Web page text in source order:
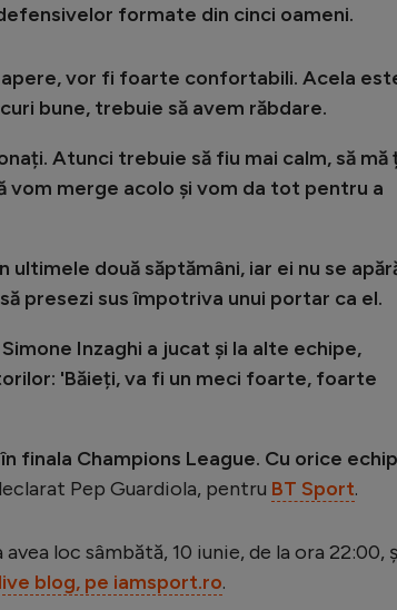
formate din cinci oameni.
vor fi foarte confortabili. Acela
bune, trebuie să avem răbdare.
Atunci trebuie să fiu mai calm, să mă
vom merge acolo și vom da tot pentru a
două săptămâni, iar ei nu se
presezi sus împotriva unui portar ca el.
Inzaghi a jucat și la alte echipe,
'Băieți, va fi un meci foarte, foarte
finala Champions League. Cu orice
Pep Guardiola, pentru BT Sport.
loc sâmbătă, 10 iunie, de la ora 22:00,
blog, pe iamsport.ro.